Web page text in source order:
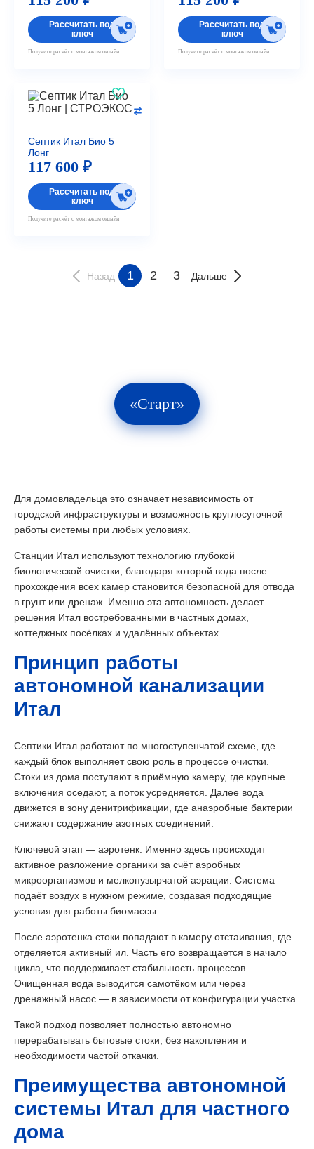
Рассчитать под
ключ
Получите расчёт с монтажом онлайн
Рассчитать под
ключ
Получите расчёт с монтажом онлайн
Септик Итал Био 5
Лонг
117 600 ₽
Рассчитать под
ключ
Получите расчёт с монтажом онлайн
Назад 1 2 3 Дальше
«Старт»
Для домовладельца это означает независимость от
городской инфраструктуры и возможность круглосуточной
работы системы при любых условиях.
Станции Итал используют технологию глубокой
биологической очистки, благодаря которой вода после
прохождения всех камер становится безопасной для отвода
в грунт или дренаж. Именно эта автономность делает
решения Итал востребованными в частных домах,
коттеджных посёлках и удалённых объектах.
Принцип работы
автономной канализации
Итал
Септики Итал работают по многоступенчатой схеме, где
каждый блок выполняет свою роль в процессе очистки.
Стоки из дома поступают в приёмную камеру, где крупные
включения оседают, а поток усредняется. Далее вода
движется в зону денитрификации, где анаэробные бактерии
снижают содержание азотных соединений.
Ключевой этап — аэротенк. Именно здесь происходит
активное разложение органики за счёт аэробных
микроорганизмов и мелкопузырчатой аэрации. Система
подаёт воздух в нужном режиме, создавая подходящие
условия для работы биомассы.
После аэротенка стоки попадают в камеру отстаивания, где
отделяется активный ил. Часть его возвращается в начало
цикла, что поддерживает стабильность процессов.
Очищенная вода выводится самотёком или через
дренажный насос — в зависимости от конфигурации участка.
Такой подход позволяет полностью автономно
перерабатывать бытовые стоки, без накопления и
необходимости частой откачки.
Преимущества автономной
системы Итал для частного
дома